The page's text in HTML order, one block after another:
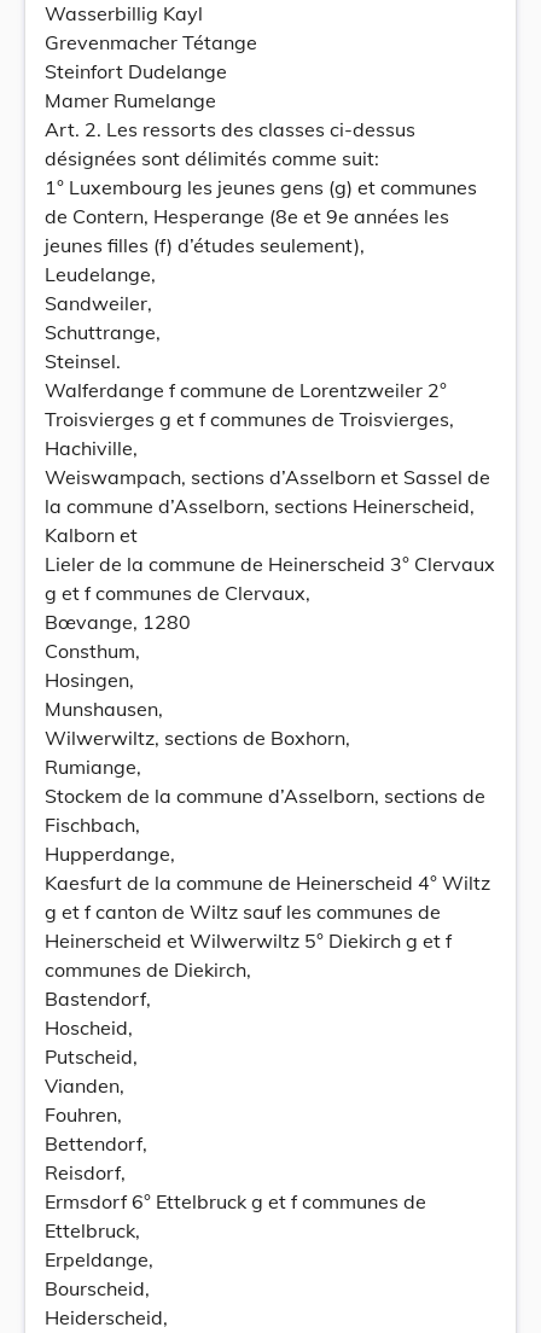
Wasserbillig Kayl
Grevenmacher Tétange
Steinfort Dudelange
Mamer Rumelange
Art. 2. Les ressorts des classes ci-dessus
désignées sont délimités comme suit:
1° Luxembourg les jeunes gens (g) et communes
de Contern, Hesperange (8e et 9e années les
jeunes filles (f) d’études seulement),
Leudelange,
Sandweiler,
Schuttrange,
Steinsel.
Walferdange f commune de Lorentzweiler 2°
Troisvierges g et f communes de Troisvierges,
Hachiville,
Weiswampach, sections d’Asselborn et Sassel de
la commune d’Asselborn, sections Heinerscheid,
Kalborn et
Lieler de la commune de Heinerscheid 3° Clervaux
g et f communes de Clervaux,
Bœvange, 1280
Consthum,
Hosingen,
Munshausen,
Wilwerwiltz, sections de Boxhorn,
Rumiange,
Stockem de la commune d’Asselborn, sections de
Fischbach,
Hupperdange,
Kaesfurt de la commune de Heinerscheid 4° Wiltz
g et f canton de Wiltz sauf les communes de
Heinerscheid et Wilwerwiltz 5° Diekirch g et f
communes de Diekirch,
Bastendorf,
Hoscheid,
Putscheid,
Vianden,
Fouhren,
Bettendorf,
Reisdorf,
Ermsdorf 6° Ettelbruck g et f communes de
Ettelbruck,
Erpeldange,
Bourscheid,
Heiderscheid,